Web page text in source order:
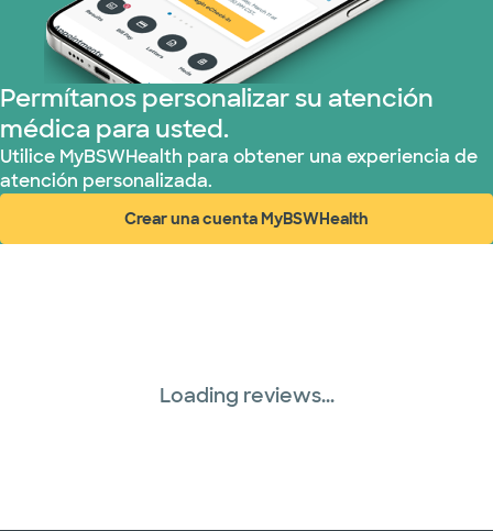
Permítanos personalizar su atención
médica para usted.
Utilice MyBSWHealth para obtener una experiencia de
atención personalizada.
Crear una cuenta MyBSWHealth
(abre en ventana nueva)
Loading reviews...